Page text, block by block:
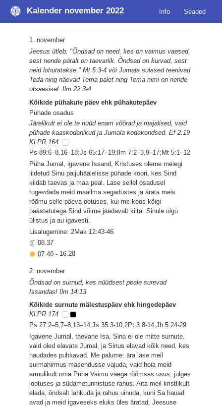
Kalender november 2022 Info Seaded
1. november
Jeesus ütleb: "Õndsad on need, kes on vaimus vaesed,
sest nende päralt on taevariik. Õndsad on kurvad, sest
neid lohutatakse." Mt 5:3-4 või Jumala sulased teenivad
Teda ning näevad Tema palet ning Tema nimi on nende
otsaesisel. Ilm 22:3-4
Kõikide pühakute päev ehk pühakutepäev
Pühade osadus
Järelikult ei ole te nüüd enam võõrad ja majalised, vaid
pühade kaaskodanikud ja Jumala kodakondsed. Ef 2:19
KLPR 164
Ps 89:6–8,16–18;Js 65:17–19;Ilm 7:2–3,9–17;Mt 5:1–12
Püha Jumal, igavene Issand, Kristuses oleme meiegi
liidetud Sinu paljuhäälelisse pühade koori, kes Sind
kiidab taevas ja maa peal. Lase sellel osadusel
tugevdada meid maailma segadustes ja ärata meis
rõõmu selle päeva ootuses, kui me koos kõigi
päästetutega Sind võime jäädavalt kiita. Sinule olgu
ülistus ja au igavesti.
Lisalugemine: 2Mak 12:43-46
08.37
07.40- 16.28
2. november
Õndsad on surnud, kes nüüdsest peale surevad
Issandas! Ilm 14:13
Kõikide surnute mälestuspäev ehk hingedepäev
KLPR 174
Ps 27:2–5,7–8,13–14;Js 35:3-10;2Pt 3:8-14;Jh 5:24-29
Igavene Jumal, taevane Isa, Sina ei ole mitte surnute,
vaid oled elavate Jumal, ja Sinus elavad kõik need, kes
haudades puhkavad. Me palume: ära lase meil
surmahirmus masendusse vajuda, vaid hoia meid
armulikult oma Püha Vaimu väega rõõmsas usus, julges
lootuses ja südametunnistuse rahus. Aita meil kristlikult
elada, õndsalt lahkuda ja rahus uinuda, kuni Sa hauad
avad ja meid igaveseks eluks üles äratad; Jeesuse